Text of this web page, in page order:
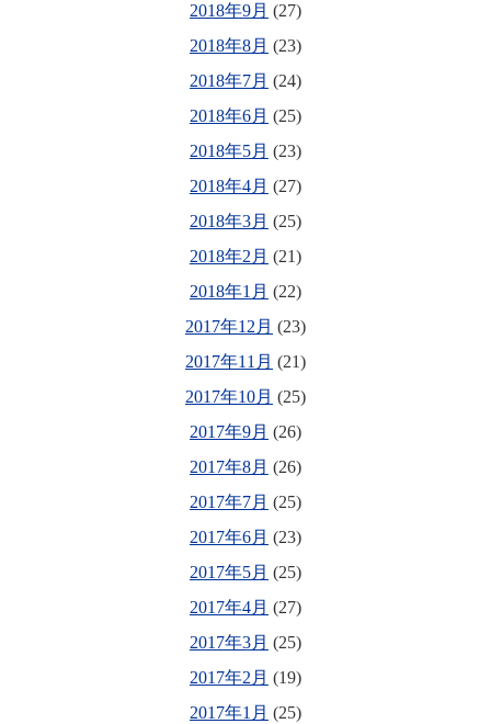
2018年9月 (27)
2018年8月 (23)
2018年7月 (24)
2018年6月 (25)
2018年5月 (23)
2018年4月 (27)
2018年3月 (25)
2018年2月 (21)
2018年1月 (22)
2017年12月 (23)
2017年11月 (21)
2017年10月 (25)
2017年9月 (26)
2017年8月 (26)
2017年7月 (25)
2017年6月 (23)
2017年5月 (25)
2017年4月 (27)
2017年3月 (25)
2017年2月 (19)
2017年1月 (25)